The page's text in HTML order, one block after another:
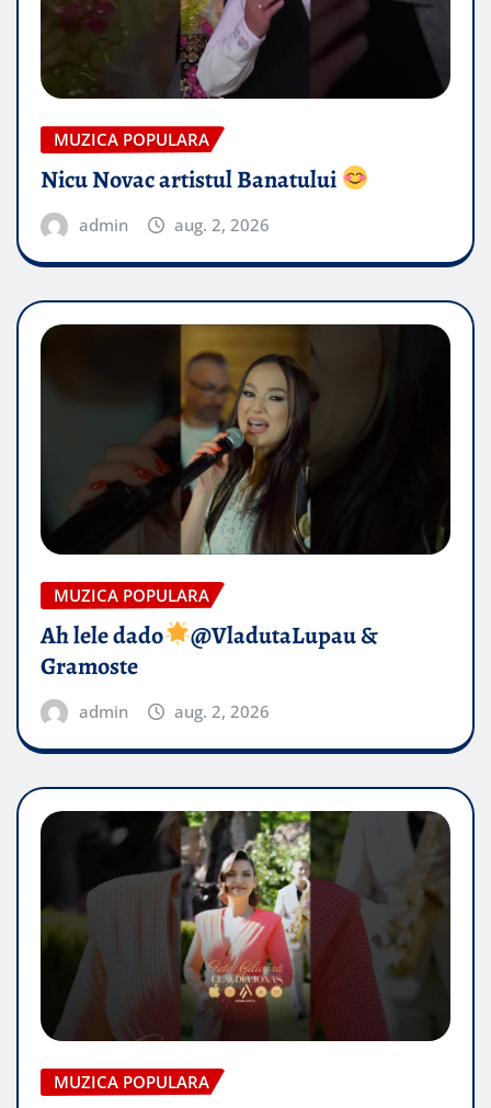
MUZICA POPULARA
Nicu Novac artistul Banatului
admin aug. 2, 2026
MUZICA POPULARA
Ah lele dado​
@VladutaLupau &
Gramoste
admin aug. 2, 2026
MUZICA POPULARA